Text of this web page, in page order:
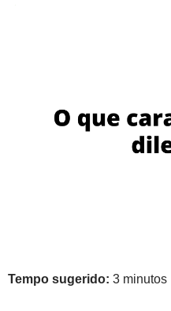
Tempo sugerido: 3 minutos